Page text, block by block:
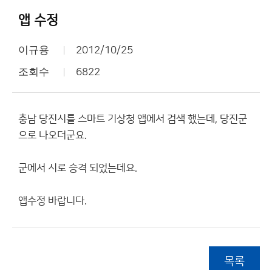
앱 수정
이규용 2012/10/25
조회수 6822
충남 당진시를 스마트 기상청 앱에서 검색 했는데, 당진군
으로 나오더군요.
군에서 시로 승격 되었는데요.
앱수정 바랍니다.
목록